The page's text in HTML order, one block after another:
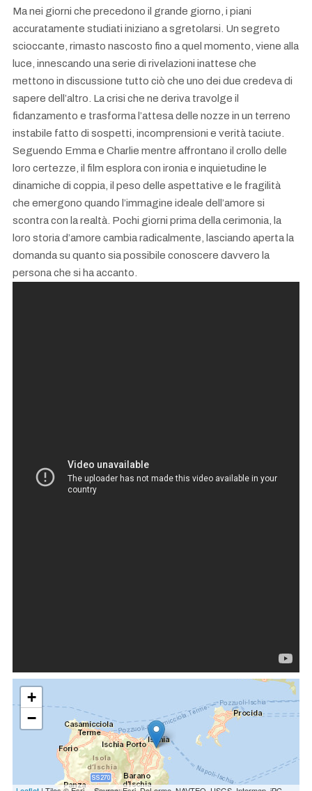
Ma nei giorni che precedono il grande giorno, i piani
accuratamente studiati iniziano a sgretolarsi. Un segreto
scioccante, rimasto nascosto fino a quel momento, viene alla
luce, innescando una serie di rivelazioni inattese che
mettono in discussione tutto ciò che uno dei due credeva di
sapere dell’altro. La crisi che ne deriva travolge il
fidanzamento e trasforma l’attesa delle nozze in un terreno
instabile fatto di sospetti, incomprensioni e verità taciute.
Seguendo Emma e Charlie mentre affrontano il crollo delle
loro certezze, il film esplora con ironia e inquietudine le
dinamiche di coppia, il peso delle aspettative e le fragilità
che emergono quando l’immagine ideale dell’amore si
scontra con la realtà. Pochi giorni prima della cerimonia, la
loro storia d’amore cambia radicalmente, lasciando aperta la
domanda su quanto sia possibile conoscere davvero la
persona che si ha accanto.
+
−